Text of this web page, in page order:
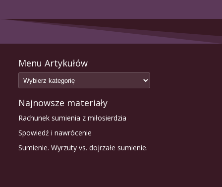
Menu Artykułów
Najnowsze materiały
Rachunek sumienia z miłosierdzia
Spowiedź i nawrócenie
Sumienie. Wyrzuty vs. dojrzałe sumienie.